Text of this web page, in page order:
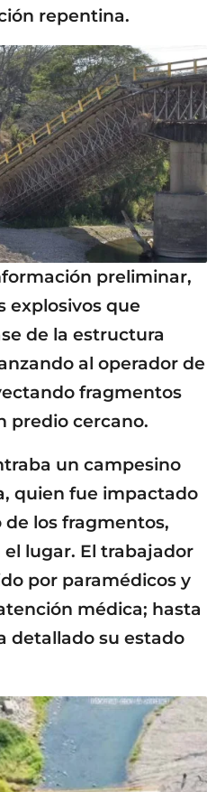
repentina.
preliminar,
explosivos que
de la estructura
al operador de
fragmentos
predio cercano.
un campesino
quien fue impactado
los fragmentos,
lugar. El trabajador
por paramédicos y
médica; hasta
detallado su estado